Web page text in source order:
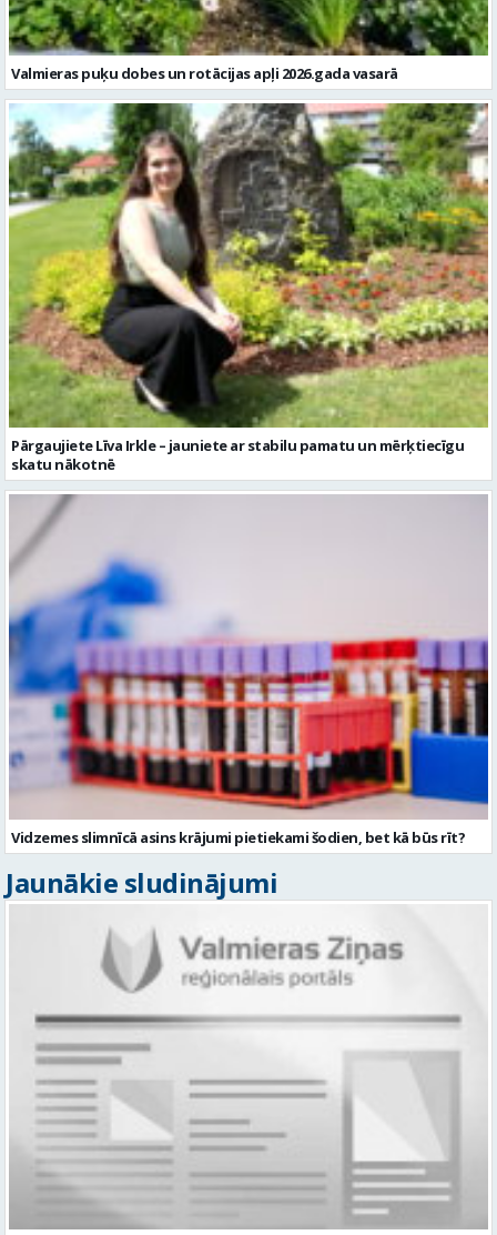
Valmieras puķu dobes un rotācijas apļi 2026.gada vasarā
Pārgaujiete Līva Irkle – jauniete ar stabilu pamatu un mērķtiecīgu
skatu nākotnē
Vidzemes slimnīcā asins krājumi pietiekami šodien, bet kā būs rīt?
Jaunākie sludinājumi